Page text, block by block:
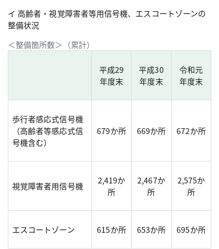
イ 高齢者・視覚障害者等用信号機、エスコートゾーンの
整備状況
＜整備箇所数＞（累計）
平成29
年度末
平成30
年度末
令和元
年度末
歩行者感応式信号機
（高齢者等感応式信
号機含む）
679か所 669か所 672か所
視覚障害者用信号機
2,419か
所
2,467か
所
2,575か
所
エスコートゾーン 615か所 653か所 695か所